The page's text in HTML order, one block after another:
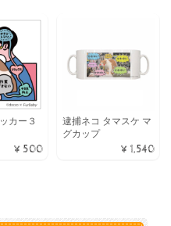
カー３
¥500
逮捕ネコ タマスケ マ
グカップ
¥1,540